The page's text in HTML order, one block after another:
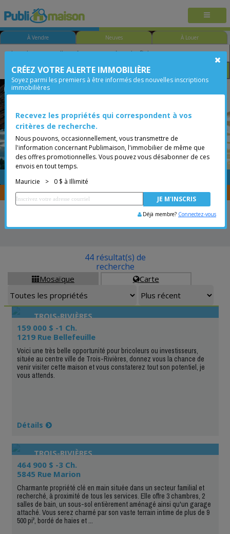
À Vendre Neuves À Louer
Chambre Prix
Pointe-du-Lac
Placer une annonce
Vous êtes courtier, transférer vos propriétés avecCENTRIS
Mosaïque Carte
44 résultat(s) de
recherche
TROIS-RIVIÈRES
159 000 $ -1 Ch.
1219 Rue Bellefeuille
Voici une très belle opportunité pour bricoleurs ou investisseurs,
située au centre ville de Trois-Rivières, donnez vous la chance de
venir visiter cette maison et vous constaterez tout son potentiel, je
vous attends.
Détails
TROIS-RIVIÈRES
464 900 $ -3 Ch.
5845 Rue Marion
Charmante propriété clé en main située dans un secteur familial et
recherché, à proximité de tous les services. Elle offre 3 chambres, 2
salles de bain, un sous-sol entièrement aménagé ainsi qu'un garage
attaché. Vous serez charmé par son vaste terrain intime de plus de 9
500 pi², bordé de haies et ...
CRÉEZ VOTRE ALERTE IMMOBILIÈRE
Soyez parmi les premiers à être informés des nouvelles inscriptions
immobilières
Recevez les propriétés qui correspondent à vos
critères de recherche.
Nous pouvons, occasionnellement, vous transmettre de
l'information concernant Publimaison, l'immobilier de même que
des offres promotionnelles. Vous pouvez vous désabonner de ces
envois en tout temps.
Mauricie
> 0 $ à Illimité
Déjà membre? Connectez-vous